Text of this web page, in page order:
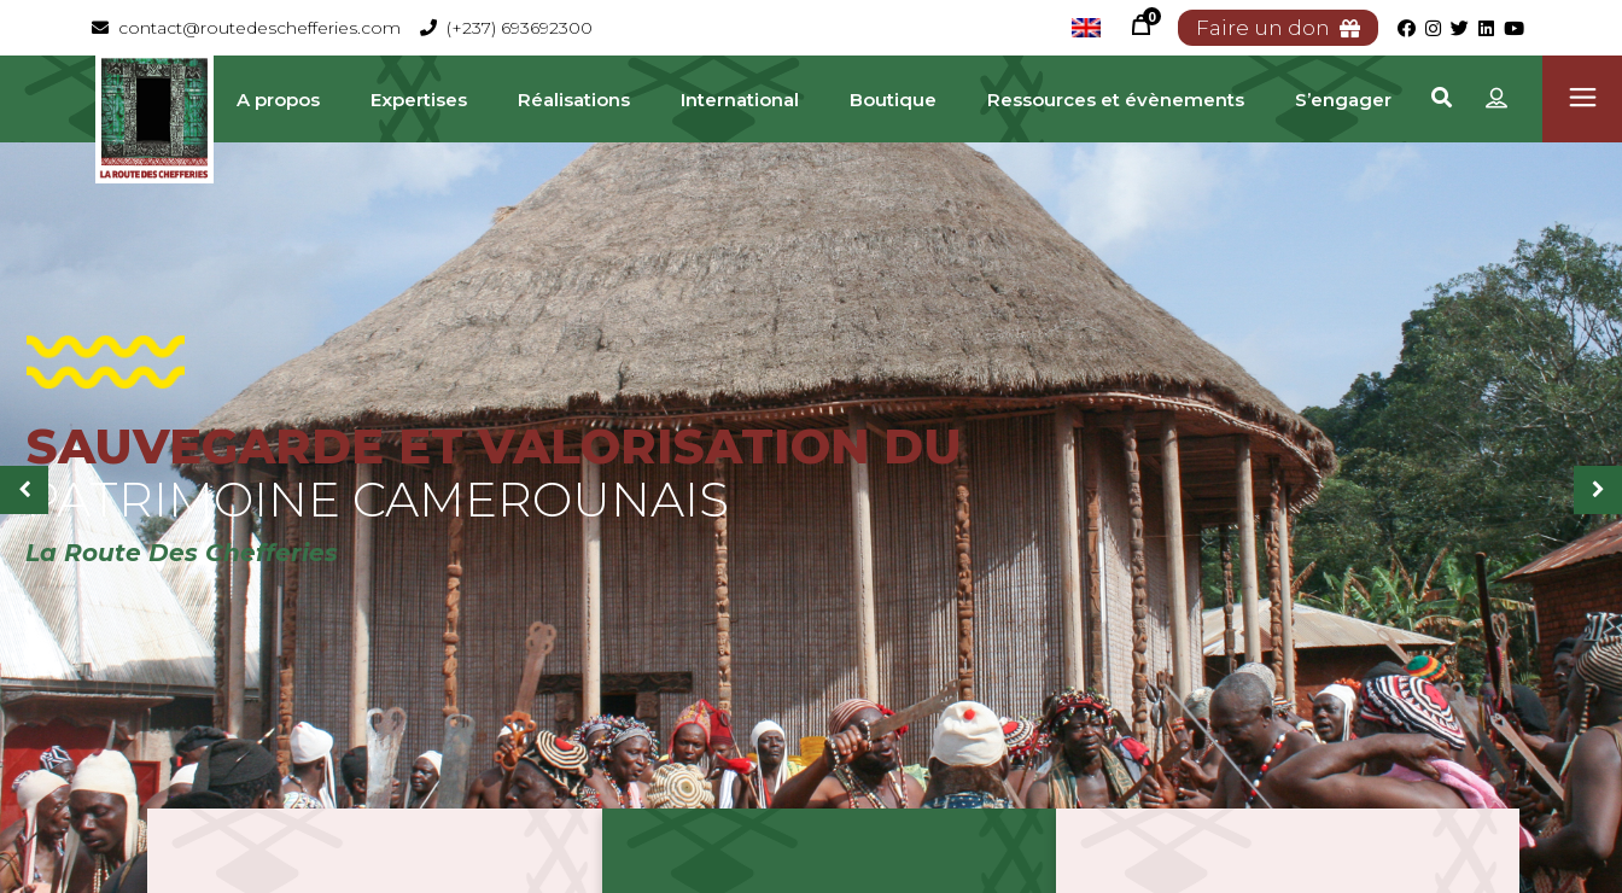
contact@routedeschefferies.com (+237) 693692300
0 Faire un don
A propos Expertises Réalisations International Boutique Ressources et évènements S’engager
SAUVEGARDE ET VALORISATION DU
La Route Des Chefferies
PATRIMOINE